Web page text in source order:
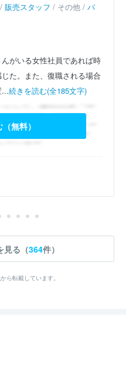
販売スタッフ / その他 / パ
がいる女性社員であれば時
た。また、復職される場合
...続きを読む(全185文字)
無料）
見る（364件）
ら転載しています。